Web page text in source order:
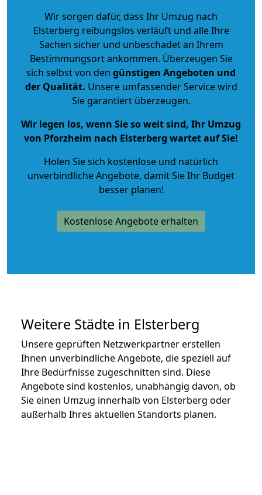
Wir sorgen dafür, dass Ihr Umzug nach
Elsterberg reibungslos verläuft und alle Ihre
Sachen sicher und unbeschadet an Ihrem
Bestimmungsort ankommen. Überzeugen Sie
sich selbst von den günstigen Angeboten und
der Qualität. Unsere umfassender Service wird
Sie garantiert überzeugen.
Wir legen los, wenn Sie so weit sind, Ihr Umzug
von Pforzheim nach Elsterberg wartet auf Sie!
Holen Sie sich kostenlose und natürlich
unverbindliche Angebote, damit Sie Ihr Budget
besser planen!
Kostenlose Angebote erhalten
Weitere Städte in Elsterberg
Unsere geprüften Netzwerkpartner erstellen
Ihnen unverbindliche Angebote, die speziell auf
Ihre Bedürfnisse zugeschnitten sind. Diese
Angebote sind kostenlos, unabhängig davon, ob
Sie einen Umzug innerhalb von Elsterberg oder
außerhalb Ihres aktuellen Standorts planen.